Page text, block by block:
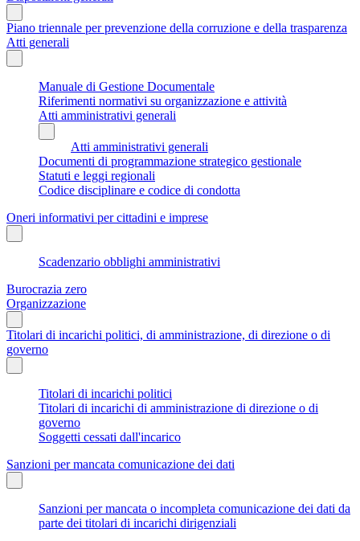
Piano triennale per prevenzione della corruzione e della trasparenza
Atti generali
Manuale di Gestione Documentale
Riferimenti normativi su organizzazione e attività
Atti amministrativi generali
Atti amministrativi generali
Documenti di programmazione strategico gestionale
Statuti e leggi regionali
Codice disciplinare e codice di condotta
Oneri informativi per cittadini e imprese
Scadenzario obblighi amministrativi
Burocrazia zero
Organizzazione
Titolari di incarichi politici, di amministrazione, di direzione o di
governo
Titolari di incarichi politici
Titolari di incarichi di amministrazione di direzione o di
governo
Soggetti cessati dall'incarico
Sanzioni per mancata comunicazione dei dati
Sanzioni per mancata o incompleta comunicazione dei dati da
parte dei titolari di incarichi dirigenziali